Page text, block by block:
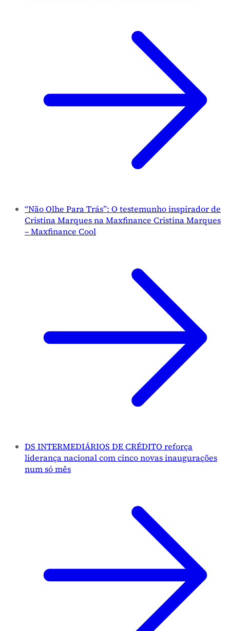
“Não Olhe Para Trás”: O testemunho inspirador de
Cristina Marques na Maxfinance Cristina Marques
– Maxfinance Cool
DS INTERMEDIÁRIOS DE CRÉDITO reforça
liderança nacional com cinco novas inaugurações
num só mês